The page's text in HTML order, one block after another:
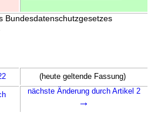
Bundesdatenschutzgesetzes
(heute geltende Fassung)
nächste Änderung durch Artikel 2
→